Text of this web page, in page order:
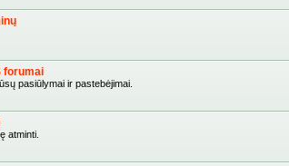
forumai
pasiūlymai ir pastebėjimai.
atminti.